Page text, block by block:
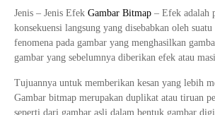
Jenis – Jenis Efek Gambar Bitmap – Efek adalah
konsekuensi langsung yang disebabkan oleh
fenomena pada gambar yang menghasilkan
gambar yang sebelumnya diberikan efek atau
Tujuannya untuk memberikan kesan yang lebih
Gambar bitmap merupakan duplikat atau tiruan
seperti dari gambar asli dalam bentuk gambar